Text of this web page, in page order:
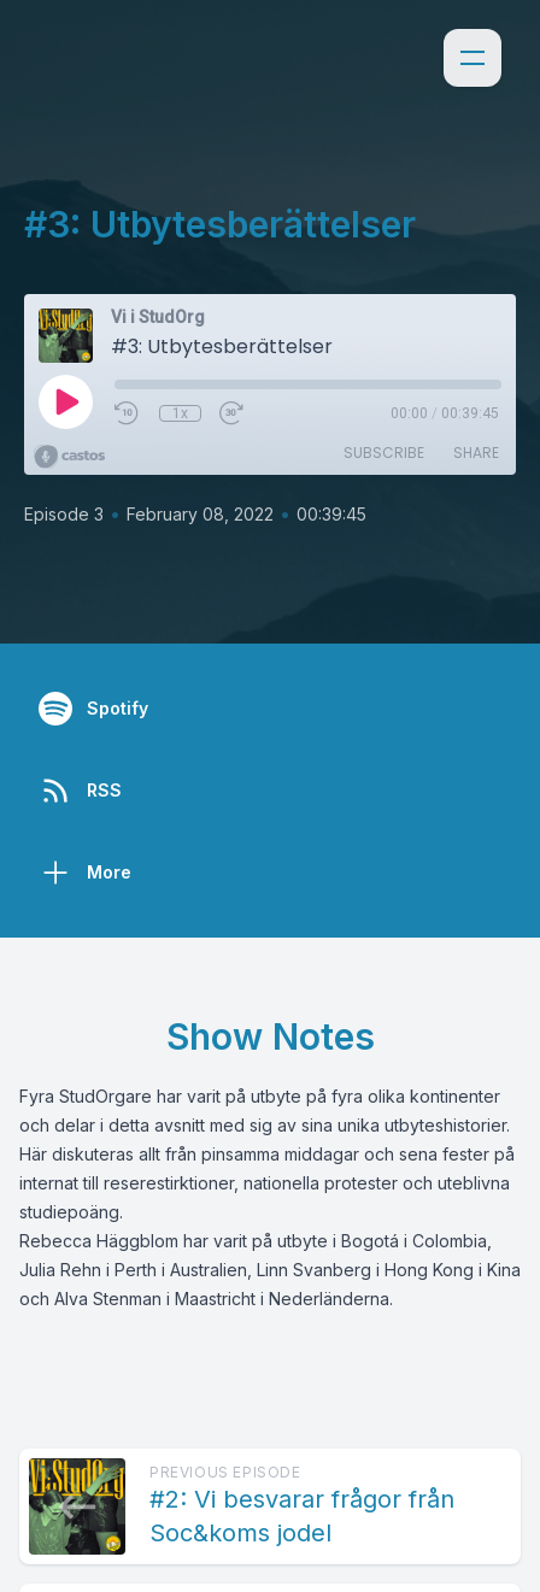
#3: Utbytesberättelser
Vi i StudOrg
#3: Utbytesberättelser
1x 00:00 / 00:39:45
SUBSCRIBE SHARE
Episode 3 • February 08, 2022 • 00:39:45
Spotify
RSS
More
Show Notes
Fyra StudOrgare har varit på utbyte på fyra olika kontinenter
och delar i detta avsnitt med sig av sina unika utbyteshistorier.
Här diskuteras allt från pinsamma middagar och sena fester på
internat till reserestirktioner, nationella protester och uteblivna
studiepoäng.
Rebecca Häggblom har varit på utbyte i Bogotá i Colombia,
Julia Rehn i Perth i Australien, Linn Svanberg i Hong Kong i Kina
och Alva Stenman i Maastricht i Nederländerna.
PREVIOUS EPISODE
#2: Vi besvarar frågor från
Soc&koms jodel